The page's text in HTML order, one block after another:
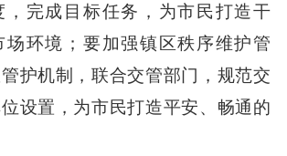
，完成目标任务，为市民打造干
场环境；要加强镇区秩序维护管
护机制，联合交管部门，规范交
设置，为市民打造平安、畅通的